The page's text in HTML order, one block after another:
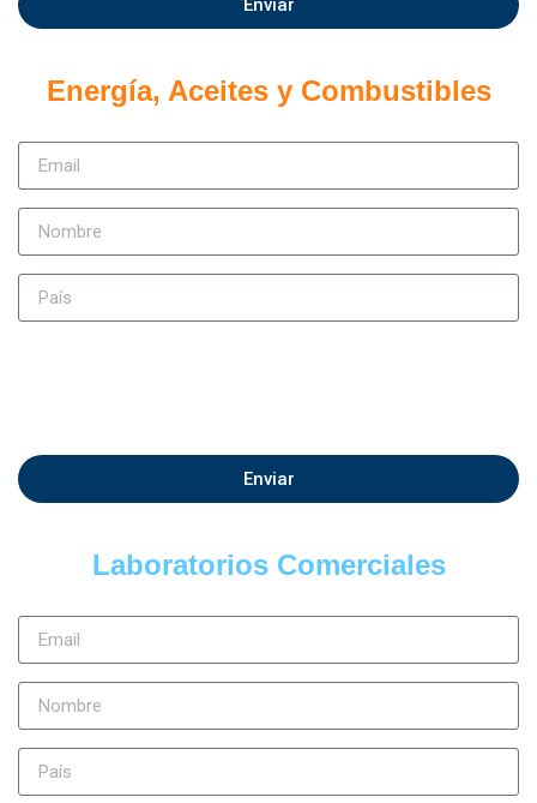
Enviar
Energía, Aceites y Combustibles
Enviar
Laboratorios Comerciales